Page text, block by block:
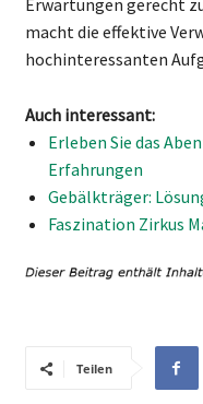
macht die effektive
hochinteressanten
Auch interessant:
Erleben Sie das
Erfahrungen
Gebälkträger:
Faszination Zirkus
Teilen